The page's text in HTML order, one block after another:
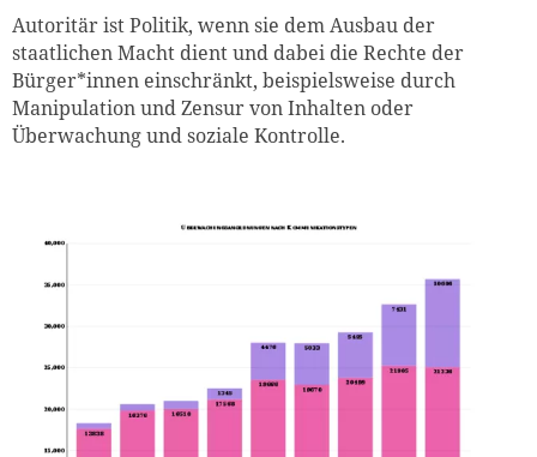
Autoritär ist Politik, wenn sie dem Ausbau der
staatlichen Macht dient und dabei die Rechte der
Bürger*innen einschränkt, beispielsweise durch
Manipulation und Zensur von Inhalten oder
Überwachung und soziale Kontrolle.